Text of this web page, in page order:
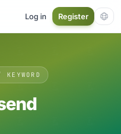
Log in Register